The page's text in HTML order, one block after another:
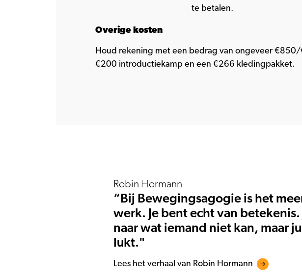
te betalen.
Overige kosten
Houd rekening met een bedrag van ongeveer
€200 introductiekamp en een €266 kledingpakket.
Robin Hormann
“Bij Bewegingsagogie is het
werk. Je bent echt van
naar wat iemand niet kan, maar
lukt."
Lees het verhaal van Robin Hormann